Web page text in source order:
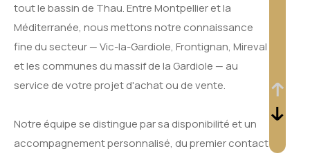
tout le bassin de Thau. Entre Montpellier et la
Méditerranée, nous mettons notre connaissance
fine du secteur — Vic-la-Gardiole, Frontignan, Mireval
et les communes du massif de la Gardiole — au
service de votre projet d'achat ou de vente.
Notre équipe se distingue par sa disponibilité et un
accompagnement personnalisé, du premier contact